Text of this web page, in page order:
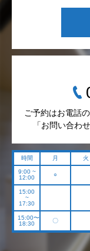
ご予約はお電話
「お問い合わ
時間 月 火
9:00 ~
12:00
○
15:00
~
17:30
15:00〜
18:30
〇